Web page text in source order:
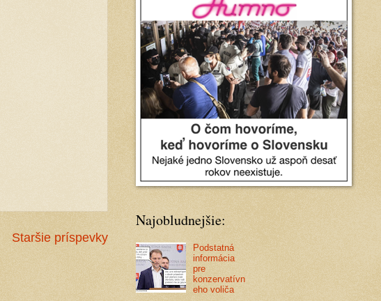
Staršie príspevky
Najobludnejšie:
Podstatná
informácia
pre
konzervatívn
eho voliča